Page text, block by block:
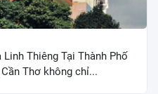
Thiêng Tại Thành Phố
Thơ không chỉ...